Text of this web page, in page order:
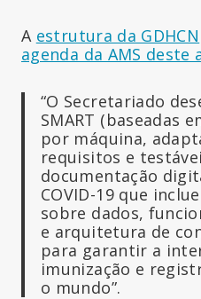
A estrutura da GDHCN
agenda da AMS deste
“O Secretariado
SMART (baseadas
por máquina,
requisitos e
documentação
COVID-19 que
sobre dados,
e arquitetura de
para garantir a
imunização e
o mundo”.